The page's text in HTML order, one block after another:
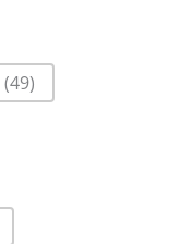
(49)